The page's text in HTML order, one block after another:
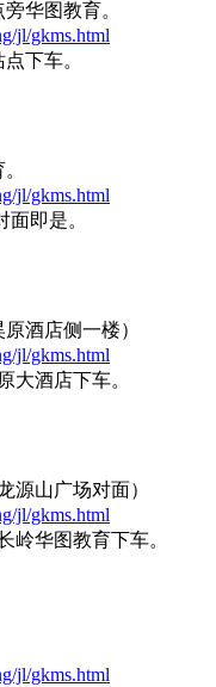
华图教育。
jl/gkms.html
下车。
jl/gkms.html
即是。
酒店侧一楼）
jl/gkms.html
大酒店下车。
源山广场对面）
jl/gkms.html
岭华图教育下车。
jl/gkms.html